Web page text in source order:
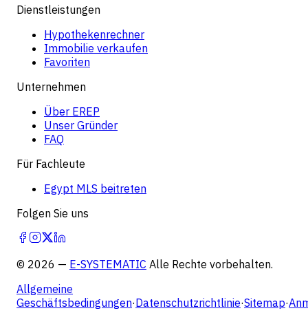
Dienstleistungen
Hypothekenrechner
Immobilie verkaufen
Favoriten
Unternehmen
Über EREP
Unser Gründer
FAQ
Für Fachleute
Egypt MLS beitreten
Folgen Sie uns
© 2026 — E-SYSTEMATIC Alle Rechte vorbehalten.
Allgemeine
Geschäftsbedingungen·Datenschutzrichtlinie·Sitemap·